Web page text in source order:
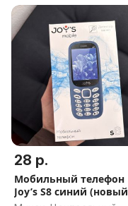
28 р.
Мобильный телефон
Joy’s S8 синий (новый